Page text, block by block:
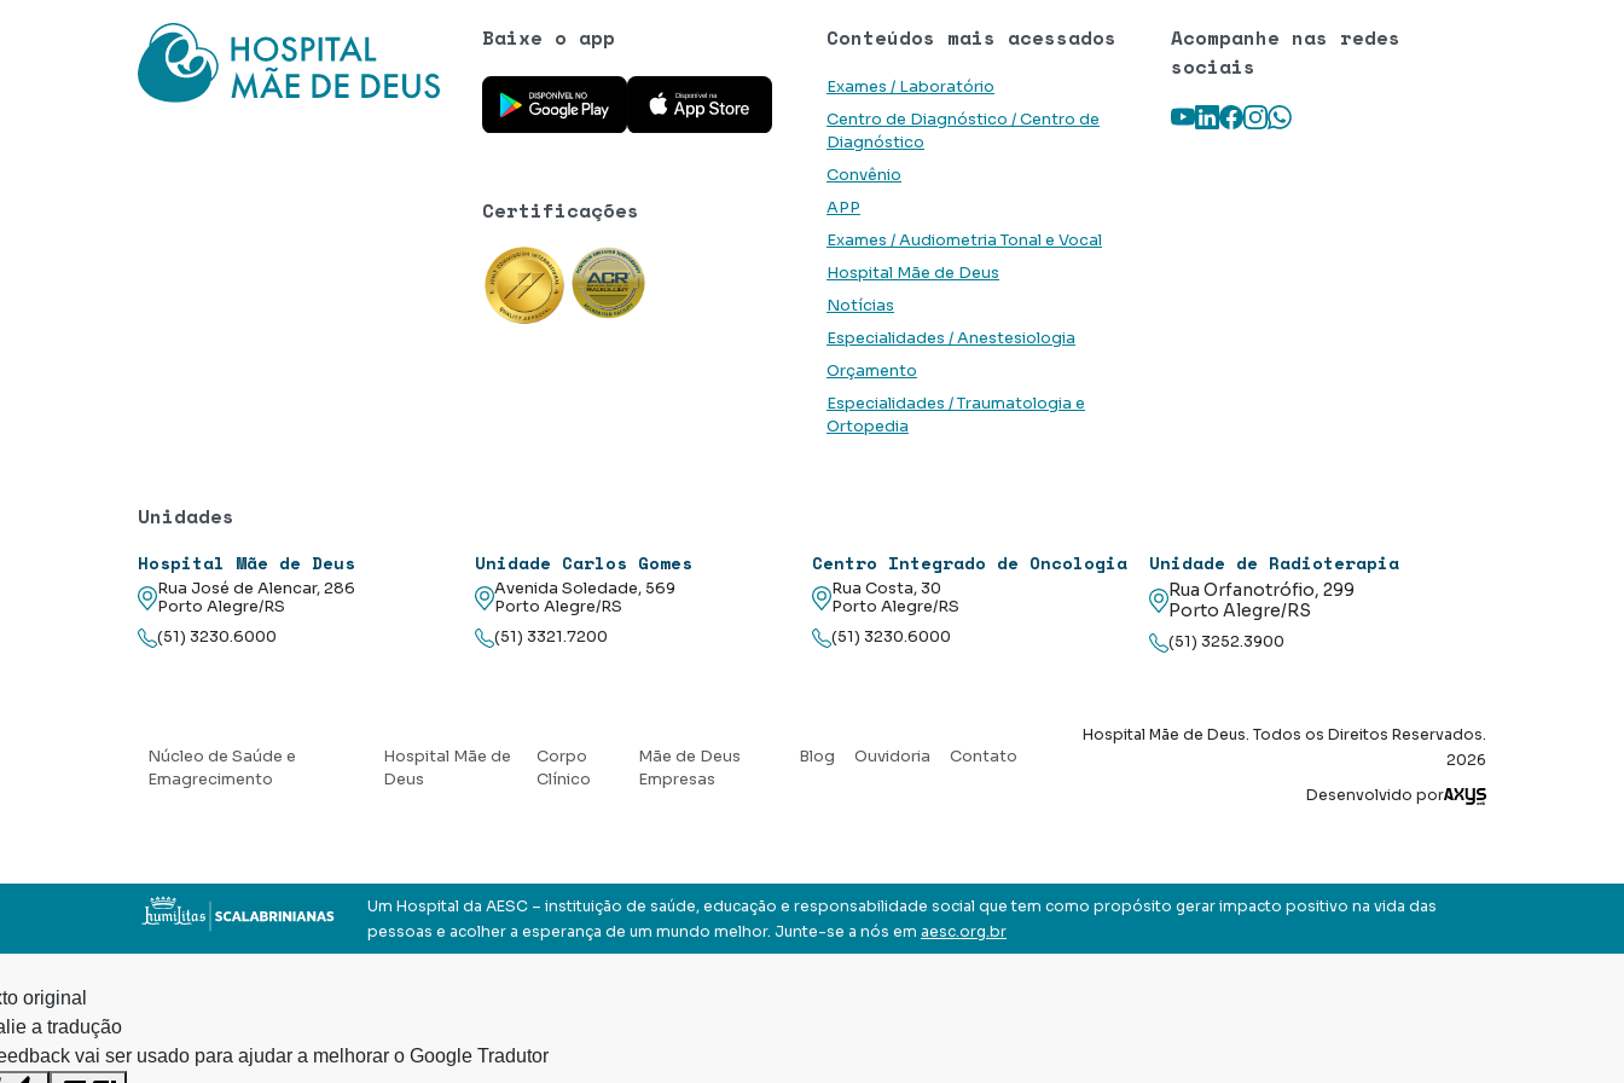
Conteúdos mais acessados
Exames / Laboratório
Centro de Diagnóstico / Centro de
Diagnóstico
Convênio
APP
Exames / Audiometria Tonal e Vocal
Hospital Mãe de Deus
Notícias
Especialidades / Anestesiologia
Orçamento
Especialidades / Traumatologia e
Ortopedia
Baixe o app
Baixe o aplicativo na Google Play Store
Baixe o aplicativo na App Store
Certificações
Acompanhe nas redes
sociais
Youtube
LinkedIn
Facebook
Instagram
WhatsApp
Unidades
Hospital Mãe de Deus
Rua José de Alencar, 286
Porto Alegre/RS
(51) 3230.6000
Unidade Carlos Gomes
Avenida Soledade, 569
Porto Alegre/RS
(51) 3321.7200
Centro Integrado de Oncologia
Rua Costa, 30
Porto Alegre/RS
(51) 3230.6000
Unidade de Radioterapia
Rua Orfanotrófio, 299
Porto Alegre/RS
(51) 3252.3900
Núcleo de Saúde e
Emagrecimento
Hospital Mãe de
Deus
Corpo
Clínico
Mãe de Deus
Empresas
Blog Ouvidoria Contato
Hospital Mãe de Deus. Todos os Direitos Reservados.
2026
Desenvolvido por
Axysweb
Um Hospital da AESC – instituição de saúde, educação e responsabilidade social que tem como propósito gerar impacto positivo na vida das
pessoas e acolher a esperança de um mundo melhor. Junte-se a nós em aesc.org.br
original
a tradução
vai ser usado para ajudar a melhorar o Google Tradutor